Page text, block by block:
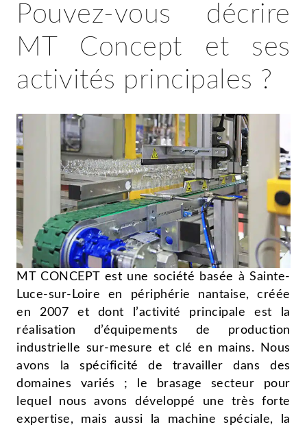
Pouvez-vous décrire
MT Concept et ses
activités principales ?
MT CONCEPT est une société basée à Sainte-
Luce-sur-Loire en périphérie nantaise, créée
en 2007 et dont l’activité principale est la
réalisation d’équipements de production
industrielle sur-mesure et clé en mains. Nous
avons la spécificité de travailler dans des
domaines variés ; le brasage secteur pour
lequel nous avons développé une très forte
expertise, mais aussi la machine spéciale, la